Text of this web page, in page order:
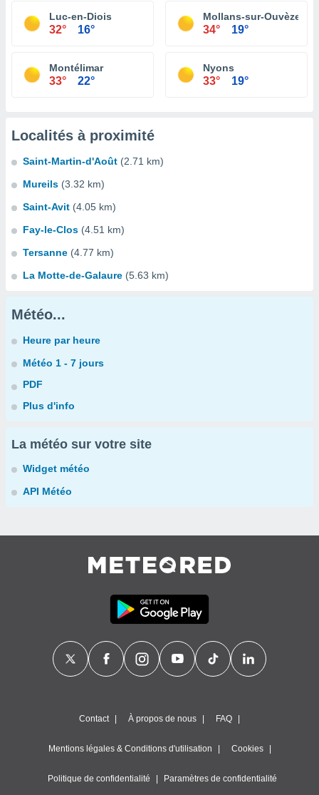
Luc-en-Diois
32° 16°
Mollans-sur-Ouvèze
34° 19°
Montélimar
33° 22°
Nyons
33° 19°
Localités à proximité
Saint-Martin-d'Août (2.71 km)
Mureils (3.32 km)
Saint-Avit (4.05 km)
Fay-le-Clos (4.51 km)
Tersanne (4.77 km)
La Motte-de-Galaure (5.63 km)
Météo...
Heure par heure
Météo 1 - 7 jours
PDF
Plus d'info
La météo sur votre site
Widget météo
API Météo
Contact À propos de nous FAQ
Mentions légales & Conditions d'utilisation Cookies
Politique de confidentialité Paramètres de confidentialité